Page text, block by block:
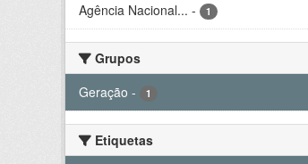
Agência Nacional... - 1
Grupos
Geração - 1
Etiquetas